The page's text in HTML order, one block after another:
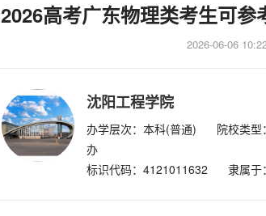
2026高考广东物理类考生可
2026-06-06
沈阳工程学院
办学层次：本科(普通) 院校类型
办
标识代码：4121011632
隶属于